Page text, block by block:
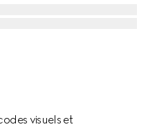
visuels et